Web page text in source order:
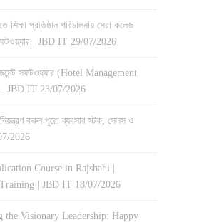
শিক্ষা প্রতিষ্ঠান পরিচালনায় সেরা কলেজ
| JBD IT 29/07/2026
সফটওয়্যার (Hotel Management
JBD IT 23/07/2026
করুন পুরো ব্যবসার স্টক, সেলস ও
2026
Course in Rajshahi |
| JBD IT 18/07/2026
the Visionary Leadership: Happy